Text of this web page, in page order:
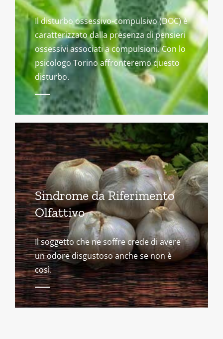
Il disturbo ossessivo-compulsivo (DOC) è
caratterizzato dalla presenza di pensieri
ossessivi associati a compulsioni. Con lo
psicologo Torino affronteremo questo
disturbo.
Sindrome da Riferimento
Olfattivo
Il soggetto che ne soffre crede di avere
un odore disgustoso anche se non è
così.